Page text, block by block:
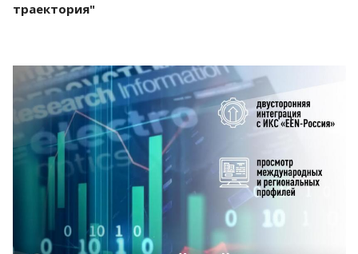
траектория"
Смотреть проект